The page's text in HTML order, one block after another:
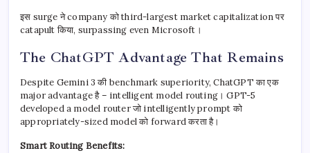
इस surge ने company को third-largest market capitalization पर
catapult किया, surpassing even Microsoft।
The ChatGPT Advantage That Remains
Despite Gemini 3 की benchmark superiority, ChatGPT का एक
major advantage है – intelligent model routing। GPT-5
developed a model router जो intelligently prompt को
appropriately-sized model को forward करता है।
Smart Routing Benefits: